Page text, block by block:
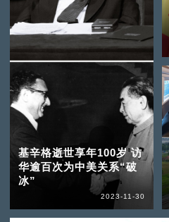
基辛格逝世享年100岁 访
华逾百次为中美关系“破
冰”
2023-11-30